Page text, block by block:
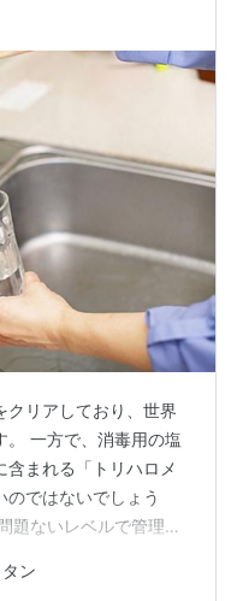
ロメタンより重い物質
クリアしており、世界
。 一方で、消毒用の塩
含まれる「トリハロメ
のではないでしょう
題ないレベルで管理さ
あげたいものです。
ン